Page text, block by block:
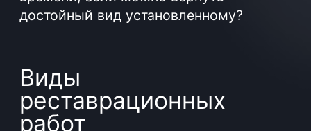
становится совсем не таким, каким был
при установке.